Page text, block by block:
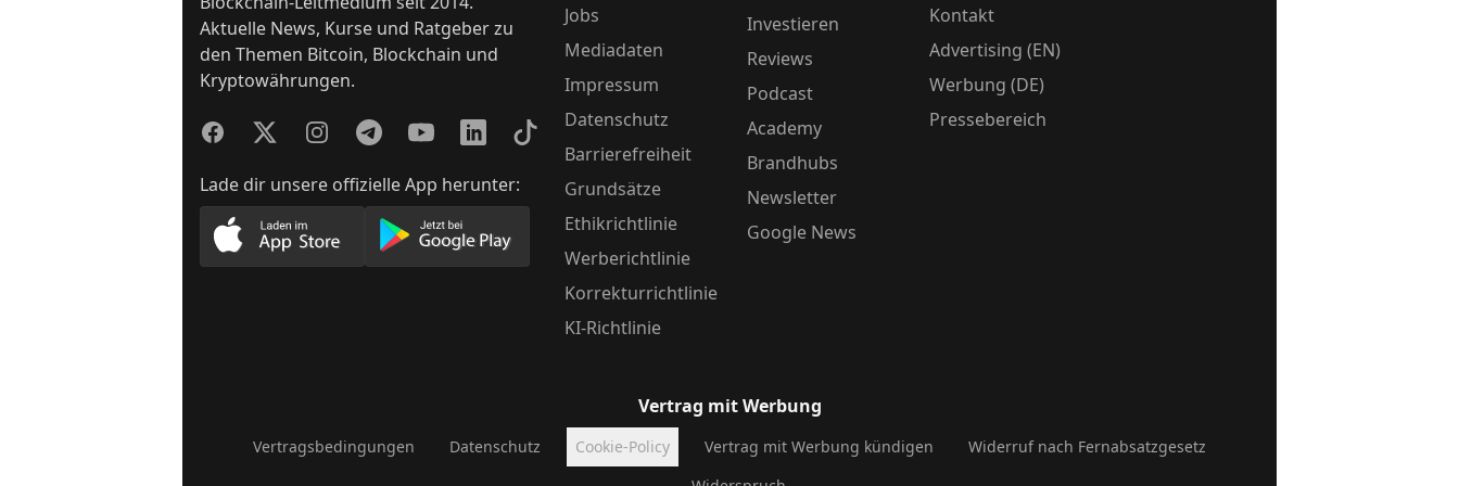
Aktuelle News, Kurse und Ratgeber zu
den Themen Bitcoin, Blockchain und
Kryptowährungen.
FacebookTwitterInstagramTelegramYouTubeLinkedInTikTok
Lade dir unsere offizielle App herunter:
Lade unsere App im AppStore herunterLade unsere App im PlayStore herunter
Jobs
Mediadaten
Impressum
Datenschutz
Barrierefreiheit
Grundsätze
Ethikrichtlinie
Werberichtlinie
Korrekturrichtlinie
KI-Richtlinie
Investieren
Reviews
Podcast
Academy
Brandhubs
Newsletter
Google News
Kontakt
Advertising (EN)
Werbung (DE)
Pressebereich
Vertrag mit Werbung
Vertragsbedingungen Datenschutz Cookie-Policy Vertrag mit Werbung kündigen
Widerruf nach Fernabsatzgesetz